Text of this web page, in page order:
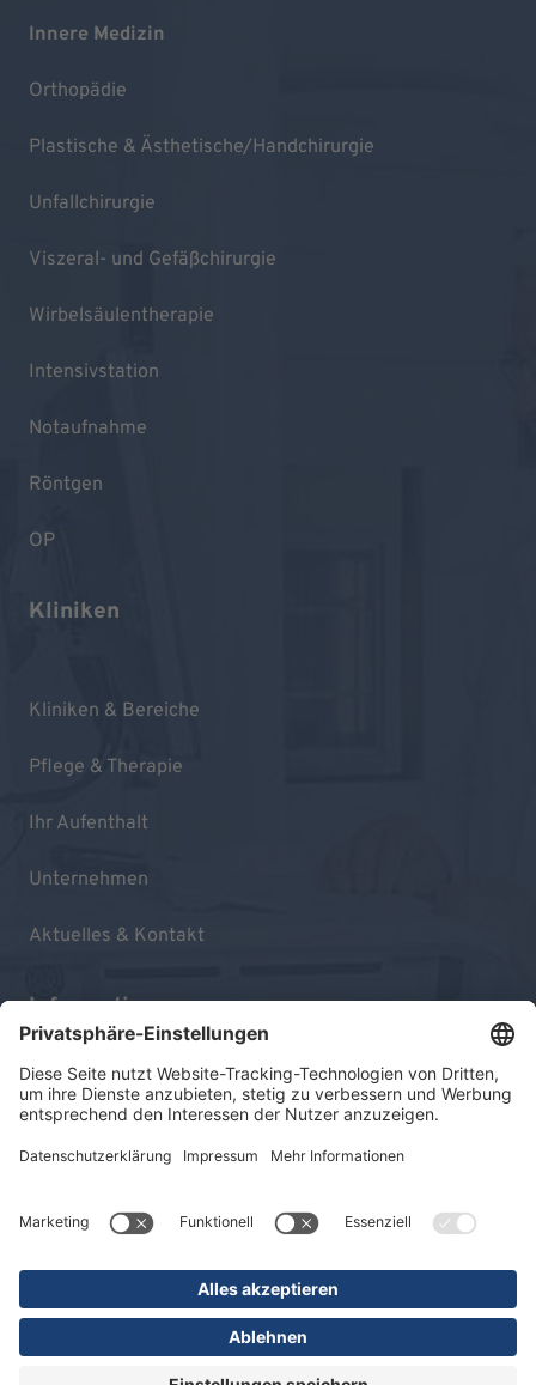
Innere Medizin
Orthopädie
Plastische & Ästhetische/Handchirurgie
Unfallchirurgie
Viszeral- und Gefäßchirurgie
Wirbelsäulentherapie
Intensivstation
Notaufnahme
Röntgen
OP
Kliniken
Kliniken & Bereiche
Pflege & Therapie
Ihr Aufenthalt
Unternehmen
Aktuelles & Kontakt
Informationen
Impressum
Datenschutz